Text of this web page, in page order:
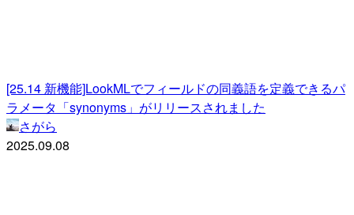
[25.14 新機能]LookMLでフィールドの同義語を定義できるパ
ラメータ「synonyms」がリリースされました
さがら
2025.09.08